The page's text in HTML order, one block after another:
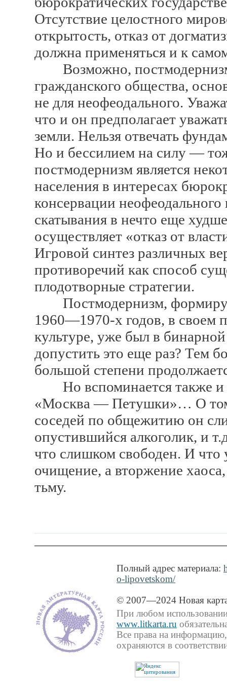
Отсутствие целостного
открытость, отказ от
должна применяться и к
Возможно, постмодернизм
гражданского общества,
не для неофеодального.
что и он предполагает
земли. Нельзя отвечать
Но и бессилием на силу —
постмодернизм является
населения в интересах
консервации
скатывания в нечто еще
осуществляет «отказ от
Игровой синтез различных
противоречий как способ
плодотворные стратегии.
Постмодернизм,
1960—1970-х годов, в своем
культуре, уже был в
допустить это еще раз? Тем
большой степени
Но вспоминается также и
«Москва — Петушки»… О
соседей по общежитию он
опустившийся алкоголик, и
что слишком свободен. И
очищение, а вторжение
тьму.
Полный адрес материала:
o-lipovetskom/
© 2007—2024 Новая
При любом использовании
www.litkarta.ru
Все права на
охраняются в